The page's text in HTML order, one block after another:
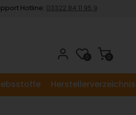
Hotline: 03322 84 11 95 9
0
0
Herstellerverzeichnis